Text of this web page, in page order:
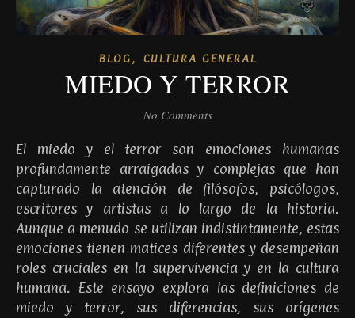
BLOG, CULTURA GENERAL
MIEDO Y TERROR
No Comments
El miedo y el terror son emociones humanas
profundamente arraigadas y complejas que han
capturado la atención de filósofos, psicólogos,
escritores y artistas a lo largo de la historia.
Aunque a menudo se utilizan indistintamente, estas
emociones tienen matices diferentes y desempeñan
roles cruciales en la supervivencia y en la cultura
humana. Este ensayo explora las definiciones de
miedo y terror, sus diferencias, sus orígenes